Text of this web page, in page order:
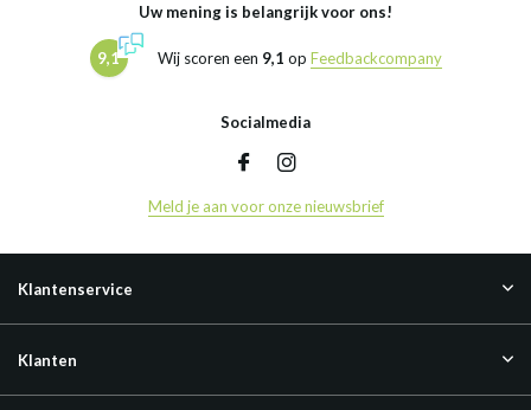
Uw mening is belangrijk voor ons!
9,1 Wij scoren een 9,1 op Feedbackcompany
Socialmedia
Meld je aan voor onze nieuwsbrief
Klantenservice
Klanten